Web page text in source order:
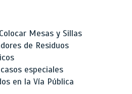
Mesas y Sillas
de Residuos
especiales
en la Vía Pública